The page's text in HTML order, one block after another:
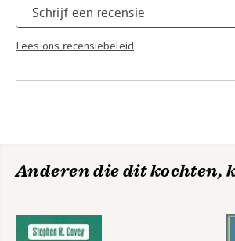
Schrijf een recensie
Lees ons recensiebeleid
Anderen die dit kochten,